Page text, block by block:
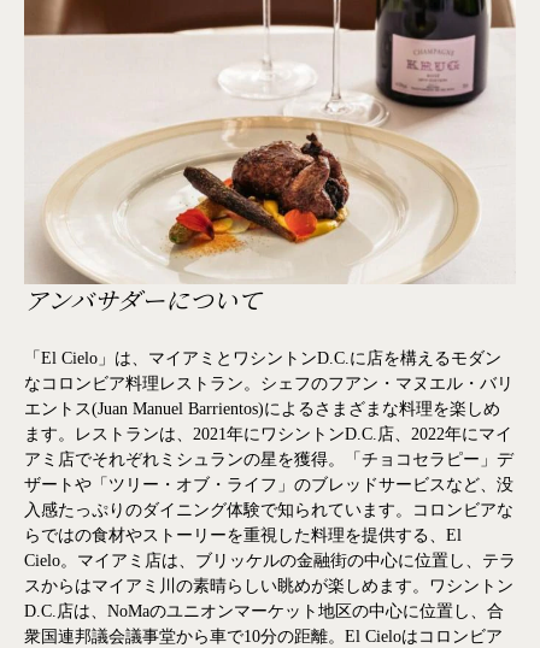
アンバサダーについて
「El Cielo」は、マイアミとワシントンD.C.に店を構えるモダン
なコロンビア料理レストラン。シェフのフアン・マヌエル・バリ
エントス(Juan Manuel Barrientos)によるさまざまな料理を楽しめ
ます。レストランは、2021年にワシントンD.C.店、2022年にマイ
アミ店でそれぞれミシュランの星を獲得。「チョコセラピー」デ
ザートや「ツリー・オブ・ライフ」のブレッドサービスなど、没
入感たっぷりのダイニング体験で知られています。コロンビアな
らではの食材やストーリーを重視した料理を提供する、El
Cielo。マイアミ店は、ブリッケルの金融街の中心に位置し、テラ
スからはマイアミ川の素晴らしい眺めが楽しめます。ワシントン
D.C.店は、NoMaのユニオンマーケット地区の中心に位置し、合
衆国連邦議会議事堂から車で10分の距離。El Cieloはコロンビア